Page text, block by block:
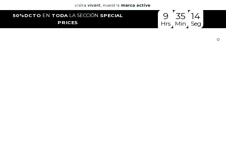
50%DCTO EN TODA LA SECCIÓN SPECIAL
PRICES
9
Hrs
35
Min
13
Seg
0